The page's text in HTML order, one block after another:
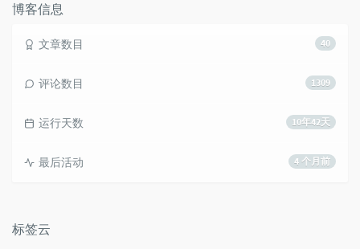
博客信息
40
文章数目
1309
评论数目
10年42天
运行天数
4 个月前
最后活动
标签云